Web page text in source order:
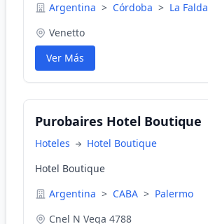
Argentina > Córdoba > La Falda
Venetto
Ver Más
Purobaires Hotel Boutique
Hoteles
Hotel Boutique
Hotel Boutique
Argentina > CABA > Palermo
Cnel N Vega 4788